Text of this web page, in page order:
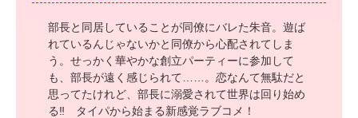
部長と同居していることが同僚にバレた朱音。遊ば
れているんじゃないかと同僚から心配されてしま
う。せっかく華やかな創立パーティーに参加して
も、部長が遠く感じられて……。恋なんて無駄だと
思ってたけれど、部長に溺愛されて世界は回り始め
る‼︎ タイパから始まる新感覚ラブコメ！